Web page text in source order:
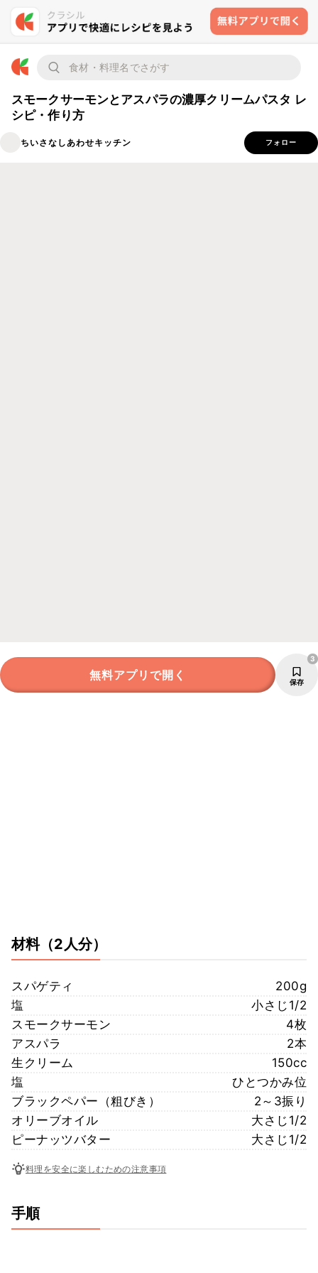
スモークサーモンとアスパラの濃厚クリームパスタ レ
シピ・作り方
ちいさなしあわせキッチン フォロー
無料アプリで開く 保存
3
材料（2人分）
スパゲティ
200g
塩
小さじ1/2
スモークサーモン
4枚
アスパラ
2本
生クリーム
150cc
塩
ひとつかみ位
ブラックペパー（粗びき）
2～3振り
オリーブオイル
大さじ1/2
ピーナッツバター
大さじ1/2
料理を安全に楽しむための注意事項
手順